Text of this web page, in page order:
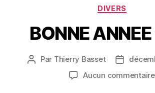
Catégories
DIVERS
BONNE
Auteur
Par Thierry Basset
Date
Aucun commentaire